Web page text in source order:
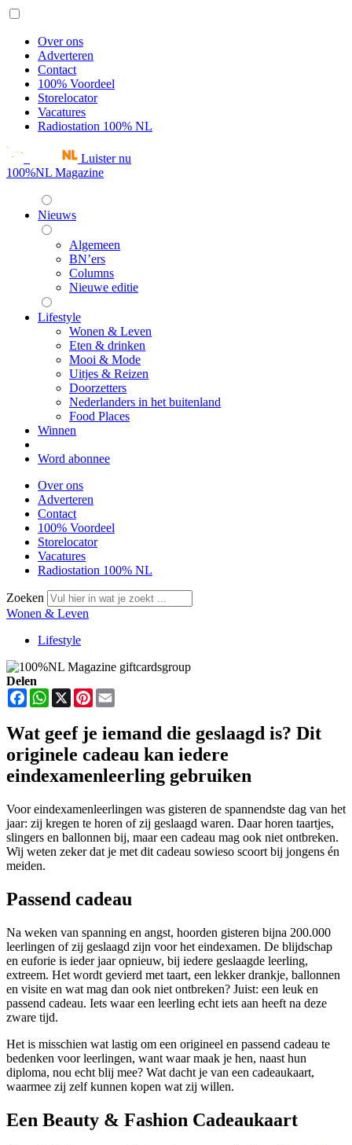
Over ons
Adverteren
Contact
100% Voordeel
Storelocator
Vacatures
Radiostation 100% NL
Luister nu
100%NL Magazine
Nieuws
Algemeen
BN’ers
Columns
Nieuwe editie
Lifestyle
Wonen & Leven
Eten & drinken
Mooi & Mode
Uitjes & Reizen
Doorzetters
Nederlanders in het buitenland
Food Places
Winnen
Word abonnee
Over ons
Adverteren
Contact
100% Voordeel
Storelocator
Vacatures
Radiostation 100% NL
Zoeken
Wonen & Leven
Lifestyle
Delen
FacebookWhatsApp
X Pinterest
Wat geef je iemand die geslaagd is? Dit
originele cadeau kan iedere
eindexamenleerling gebruiken
Voor eindexamenleerlingen was gisteren de spannendste dag van het
jaar: zij kregen te horen of zij geslaagd waren. Daar horen taartjes,
slingers en ballonnen bij, maar een cadeau mag ook niet ontbreken.
Wij weten zeker dat je met dit cadeau sowieso scoort bij jongens én
meiden.
Passend cadeau
Na weken van spanning en angst, hoorden gisteren bijna 200.000
leerlingen of zij geslaagd zijn voor het eindexamen. De blijdschap
en euforie is ieder jaar opnieuw, bij iedere geslaagde leerling,
extreem. Het wordt gevierd met taart, een lekker drankje, ballonnen
en visite en wat mag dan ook niet ontbreken? Juist: een leuk en
passend cadeau. Iets waar een leerling echt iets aan heeft na deze
zware tijd.
Het is misschien wat lastig om een origineel en passend cadeau te
bedenken voor leerlingen, want waar maak je hen, naast hun
diploma, nou echt blij mee? Wat dacht je van een cadeaukaart,
waarmee zij zelf kunnen kopen wat zij willen.
Een Beauty & Fashion Cadeaukaart